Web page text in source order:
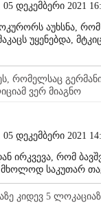
დეკემბერი 2021
აუხსნა,
უყენებდა,
რომელსაც
ვერ მიაგნო
დეკემბერი 2021
ირკვევა, რომ
საკუთარ
კიდევ 5